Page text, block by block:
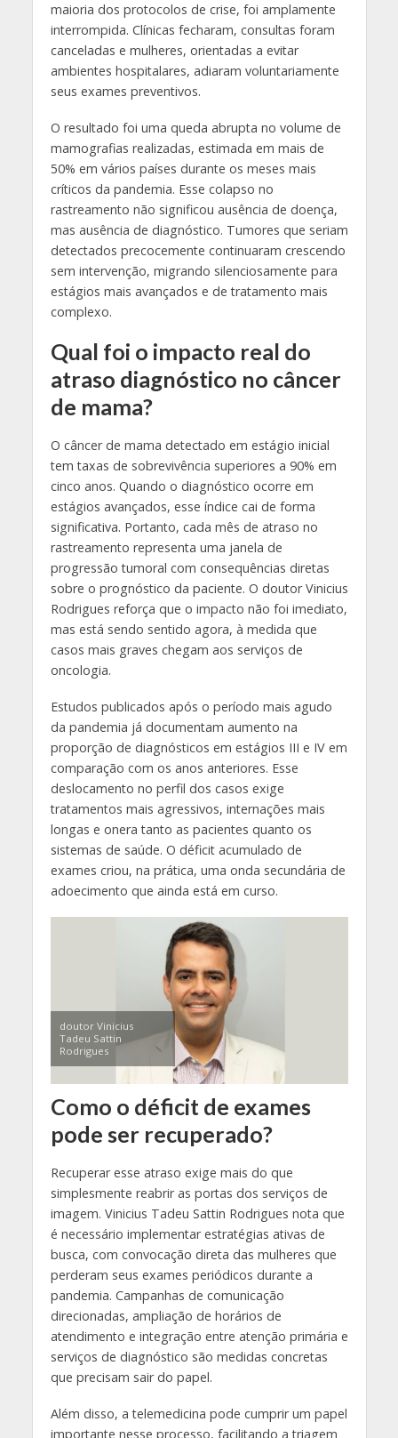
maioria dos protocolos de crise, foi amplamente
interrompida. Clínicas fecharam, consultas foram
canceladas e mulheres, orientadas a evitar
ambientes hospitalares, adiaram voluntariamente
seus exames preventivos.
O resultado foi uma queda abrupta no volume de
mamografias realizadas, estimada em mais de
50% em vários países durante os meses mais
críticos da pandemia. Esse colapso no
rastreamento não significou ausência de doença,
mas ausência de diagnóstico. Tumores que seriam
detectados precocemente continuaram crescendo
sem intervenção, migrando silenciosamente para
estágios mais avançados e de tratamento mais
complexo.
Qual foi o impacto real do
atraso diagnóstico no câncer
de mama?
O câncer de mama detectado em estágio inicial
tem taxas de sobrevivência superiores a 90% em
cinco anos. Quando o diagnóstico ocorre em
estágios avançados, esse índice cai de forma
significativa. Portanto, cada mês de atraso no
rastreamento representa uma janela de
progressão tumoral com consequências diretas
sobre o prognóstico da paciente. O doutor Vinicius
Rodrigues reforça que o impacto não foi imediato,
mas está sendo sentido agora, à medida que
casos mais graves chegam aos serviços de
oncologia.
Estudos publicados após o período mais agudo
da pandemia já documentam aumento na
proporção de diagnósticos em estágios III e IV em
comparação com os anos anteriores. Esse
deslocamento no perfil dos casos exige
tratamentos mais agressivos, internações mais
longas e onera tanto as pacientes quanto os
sistemas de saúde. O déficit acumulado de
exames criou, na prática, uma onda secundária de
adoecimento que ainda está em curso.
doutor Vinicius
Tadeu Sattin
Rodrigues
Como o déficit de exames
pode ser recuperado?
Recuperar esse atraso exige mais do que
simplesmente reabrir as portas dos serviços de
imagem. Vinicius Tadeu Sattin Rodrigues nota que
é necessário implementar estratégias ativas de
busca, com convocação direta das mulheres que
perderam seus exames periódicos durante a
pandemia. Campanhas de comunicação
direcionadas, ampliação de horários de
atendimento e integração entre atenção primária e
serviços de diagnóstico são medidas concretas
que precisam sair do papel.
Além disso, a telemedicina pode cumprir um papel
importante nesse processo, facilitando a triagem